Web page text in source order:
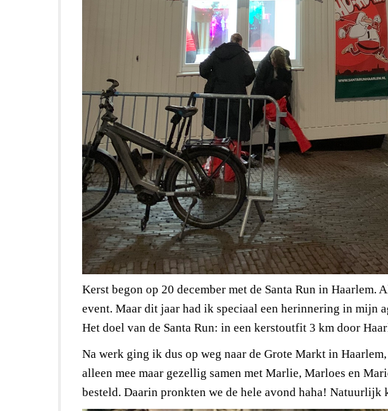
Kerst begon op 20 december met de Santa Run in
event. Maar dit jaar had ik speciaal een herinnering in mijn
Het doel van de Santa Run: in een kerstoutfit 3 km door
Na werk ging ik dus op weg naar de Grote Markt in
alleen mee maar gezellig samen met Marlie, Marloes en
besteld. Daarin pronkten we de hele avond haha! Natuurlijk